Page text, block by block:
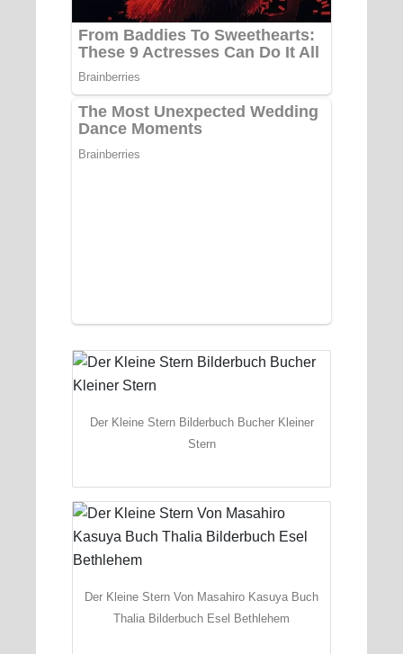
Der Kleine Stern Bilderbuch Bucher Kleiner
Stern
Der Kleine Stern Von Masahiro Kasuya Buch
Thalia Bilderbuch Esel Bethlehem